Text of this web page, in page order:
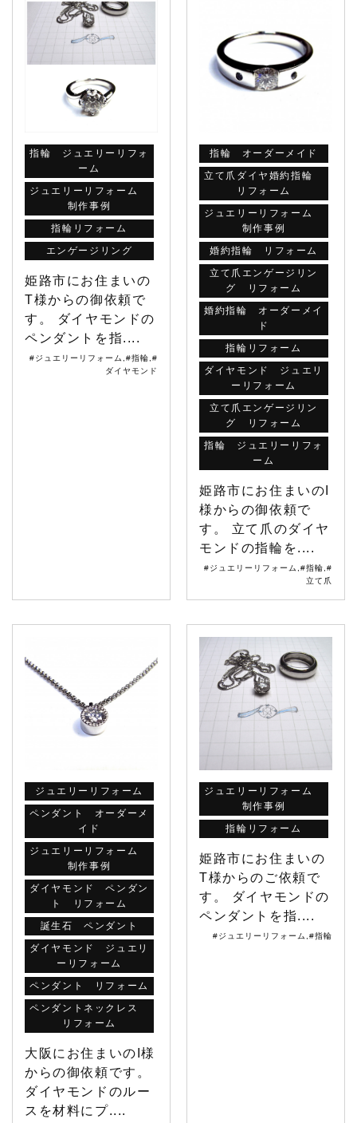
指輪 ジュエリーリフォ
ーム
ジュエリーリフォーム
制作事例
指輪リフォーム
エンゲージリング
姫路市にお住まいの
T様からの御依頼で
す。 ダイヤモンドの
ペンダントを指....
#ジュエリーリフォーム #指輪 #
ダイヤモンド
指輪 オーダーメイド
立て爪ダイヤ婚約指輪
リフォーム
ジュエリーリフォーム
制作事例
婚約指輪 リフォーム
立て爪エンゲージリン
グ リフォーム
婚約指輪 オーダーメイ
ド
指輪リフォーム
ダイヤモンド ジュエリ
ーリフォーム
立て爪エンゲージリン
グ リフォーム
指輪 ジュエリーリフォ
ーム
姫路市にお住まいのI
様からの御依頼で
す。 立て爪のダイヤ
モンドの指輪を....
#ジュエリーリフォーム #指輪 #
立て爪
ジュエリーリフォーム
ペンダント オーダーメ
イド
ジュエリーリフォーム
制作事例
ダイヤモンド ペンダン
ト リフォーム
誕生石 ペンダント
ダイヤモンド ジュエリ
ーリフォーム
ペンダント リフォーム
ペンダントネックレス
リフォーム
大阪にお住まいのI様
からの御依頼です。
ダイヤモンドのルー
スを材料にプ....
ジュエリーリフォーム
制作事例
指輪リフォーム
姫路市にお住まいの
T様からのご依頼で
す。 ダイヤモンドの
ペンダントを指....
#ジュエリーリフォーム #指輪